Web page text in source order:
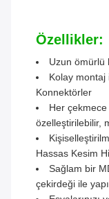
Özellikler:
Uzun ömürlü
Kolay montaj
Konnektörler
Her
özelleştirilebilir,
Hassas Kesim
Sağlam bir
çekirdeği ile